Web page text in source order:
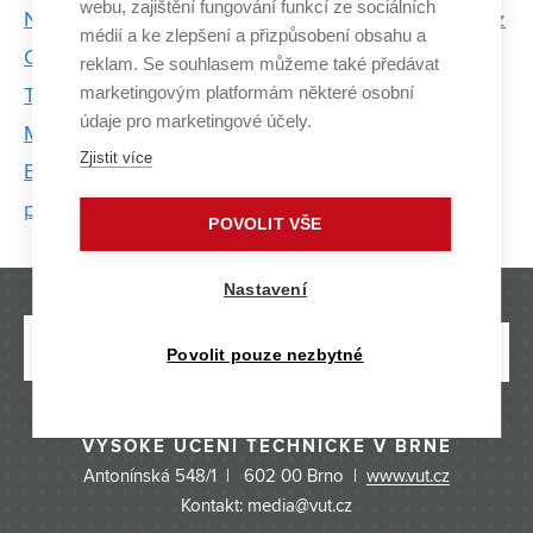
Nedostatek žen v technických oborech řeší studie z
Centra SIX
Teorie bez praxe nestačí, tvrdí zaměstnanci
MechLabu
Elektroporační zařízení z VUT usiluje o evropský
patent. Pomáhat bude kardiologům i hepatologům
VYSOKÉ UČENÍ TECHNICKÉ V BRNĚ
Antonínská 548/1 | 602 00 Brno | www.vut.cz
Kontakt: media@vut.cz
webu, zajištění fungování funkcí ze sociálních
médií a ke zlepšení a přizpůsobení obsahu a
reklam. Se souhlasem můžeme také předávat
marketingovým platformám některé osobní
údaje pro marketingové účely.
Zjistit více
POVOLIT VŠE
Nastavení
Povolit pouze nezbytné